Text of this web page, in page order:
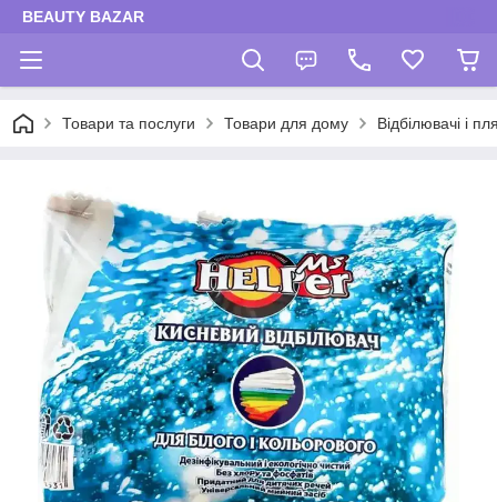
BEAUTY BAZAR
Товари та послуги Товари для дому Відбілювачі і